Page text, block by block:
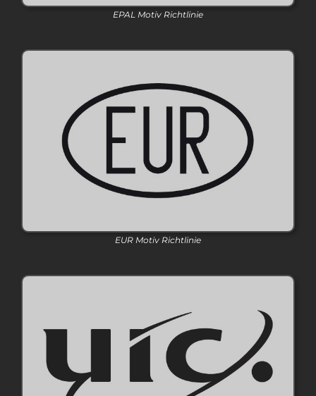
EPAL Motiv Richtlinie
EUR Motiv Richtlinie